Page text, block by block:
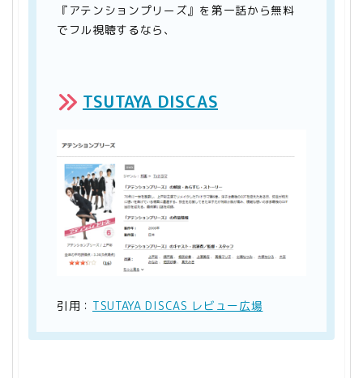
『アテンションプリーズ』を第一話から無料
でフル視聴するなら、
TSUTAYA DISCAS
引用： TSUTAYA DISCAS レビュー広場